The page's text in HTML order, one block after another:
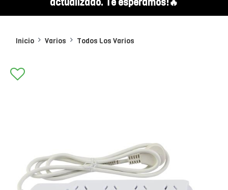
actualizado. Te esperamos!🔥
Inicio Varios Todos Los Varios